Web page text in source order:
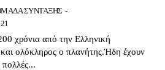
ΣΥΝΤΑΞΗΣ -
χρόνια από την Ελληνική
ολόκληρος ο πλανήτης.Ήδη έχουν
πολλές...